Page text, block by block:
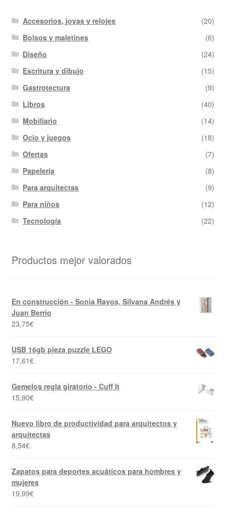
Accesorios, joyas y relojes
(20)
Bolsos y maletines
(6)
Diseño
(24)
Escritura y dibujo
(15)
Gastrotectura
(9)
Libros
(40)
Mobiliario
(14)
Ocio y juegos
(18)
Ofertas
(7)
Papelería
(8)
Para arquitectas
(9)
Para niños
(12)
Tecnología
(22)
Productos mejor valorados
En construcción - Sonia Rayos, Silvana Andrés y
Juan Berrio
23,75€
USB 16gb pieza puzzle LEGO
17,61€
Gemelos regla giratorio - Cuff It
15,90€
Nuevo libro de productividad para arquitectos y
arquitectas
8,54€
Zapatos para deportes acuáticos para hombres y
mujeres
19,99€